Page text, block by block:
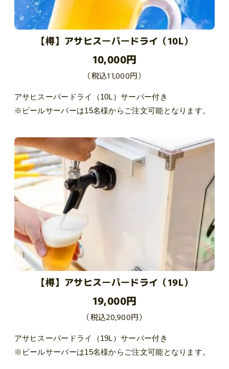
【樽】アサヒスーパードライ（10L）
10,000円
（税込11,000円）
アサヒスーパードライ（10L）サーバー付き
※ビールサーバーは15名様からご注文可能となります。
【樽】アサヒスーパードライ（19L）
19,000円
（税込20,900円）
アサヒスーパードライ（19L）サーバー付き
※ビールサーバーは15名様からご注文可能となります。